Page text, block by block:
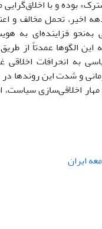
و با اخلاق‌گرایی
تحمل مخالف و
فزاینده‌ای به
عمدتاً از طریق
به انحرافات اخلاقی
و شدت این روندها
اخلاقی‌سازی سیاست،
ایران